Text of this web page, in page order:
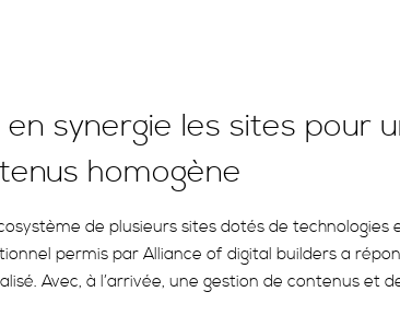
synergie les sites pour
homogène
de plusieurs sites dotés de
permis par Alliance of digital builders a
Avec, à l’arrivée, une gestion de contenus et